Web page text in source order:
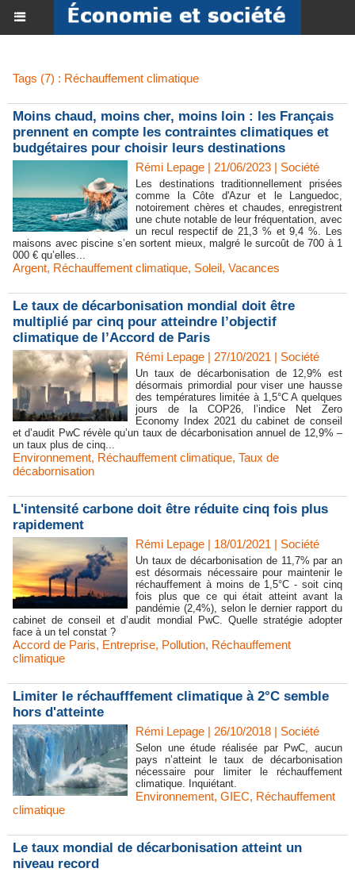
Tags (7) : Réchauffement climatique
Moins chaud, moins cher, moins loin : les Français
prennent en compte les contraintes climatiques et
budgétaires pour choisir leurs destinations
Rémi Lepage | 21/06/2023 | Société
Les destinations traditionnellement prisées
comme la Côte d'Azur et le Languedoc,
notoirement chères et chaudes, enregistrent
une chute notable de leur fréquentation, avec
un recul respectif de 21,3 % et 9,4 %. Les
maisons avec piscine s’en sortent mieux, malgré le surcoût de 700 à 1
000 € qu’elles...
Argent, Réchauffement climatique, Soleil, Vacances
Le taux de décarbonisation mondial doit être
multiplié par cinq pour atteindre l’objectif
climatique de l’Accord de Paris
Rémi Lepage | 27/10/2021 | Société
Un taux de décarbonisation de 12,9% est
désormais primordial pour viser une hausse
des températures limitée à 1,5°C A quelques
jours de la COP26, l’indice Net Zero
Economy Index 2021 du cabinet de conseil
et d’audit PwC révèle qu’un taux de décarbonisation annuel de 12,9% –
un taux plus de cinq...
Environnement, Réchauffement climatique, Taux de
décabornisation
L'intensité carbone doit être réduite cinq fois plus
rapidement
Rémi Lepage | 18/01/2021 | Société
Un taux de décarbonisation de 11,7% par an
est désormais nécessaire pour maintenir le
réchauffement à moins de 1,5°C - soit cinq
fois plus que ce qui était atteint avant la
pandémie (2,4%), selon le dernier rapport du
cabinet de conseil et d’audit mondial PwC. Quelle stratégie adopter
face à un tel constat ?
Accord de Paris, Entreprise, Pollution, Réchauffement
climatique
Limiter le réchaufffement climatique à 2°C semble
hors d'atteinte
Rémi Lepage | 26/10/2018 | Société
Selon une étude réalisée par PwC, aucun
pays n’atteint le taux de décarbonisation
nécessaire pour limiter le réchauffement
climatique. Inquiétant.
Environnement, GIEC, Réchauffement
climatique
Le taux mondial de décarbonisation atteint un
niveau record